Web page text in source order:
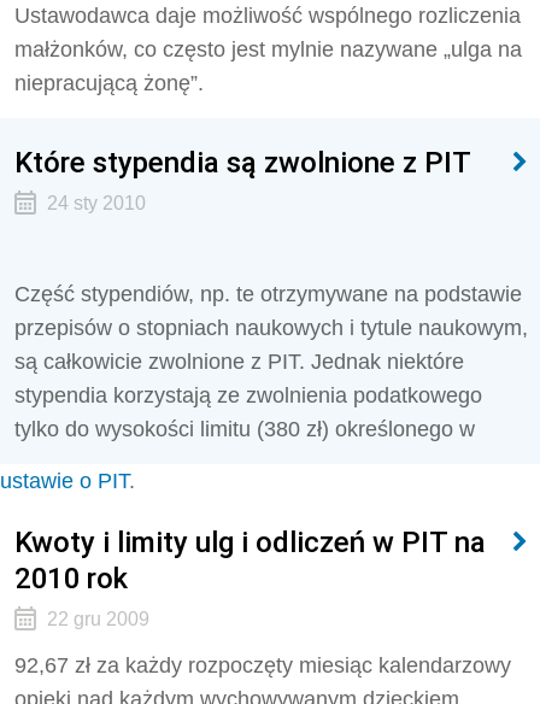
Ustawodawca daje możliwość wspólnego rozliczenia
małżonków, co często jest mylnie nazywane „ulga na
niepracującą żonę”.
Które stypendia są zwolnione z PIT
24 sty 2010
Część stypendiów, np. te otrzymywane na podstawie
przepisów o stopniach naukowych i tytule naukowym,
są całkowicie zwolnione z PIT. Jednak niektóre
stypendia korzystają ze zwolnienia podatkowego
tylko do wysokości limitu (380 zł) określonego w
ustawie o PIT.
Kwoty i limity ulg i odliczeń w PIT na
2010 rok
22 gru 2009
92,67 zł za każdy rozpoczęty miesiąc kalendarzowy
opieki nad każdym wychowywanym dzieckiem